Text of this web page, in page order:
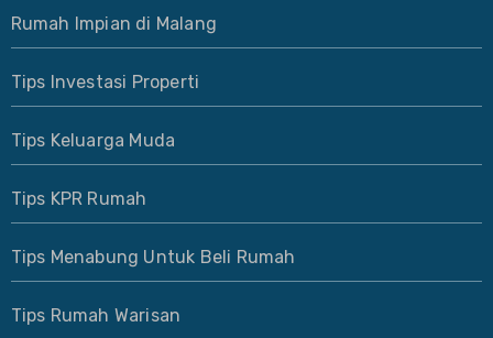
Rumah Impian di Malang
Tips Investasi Properti
Tips Keluarga Muda
Tips KPR Rumah
Tips Menabung Untuk Beli Rumah
Tips Rumah Warisan